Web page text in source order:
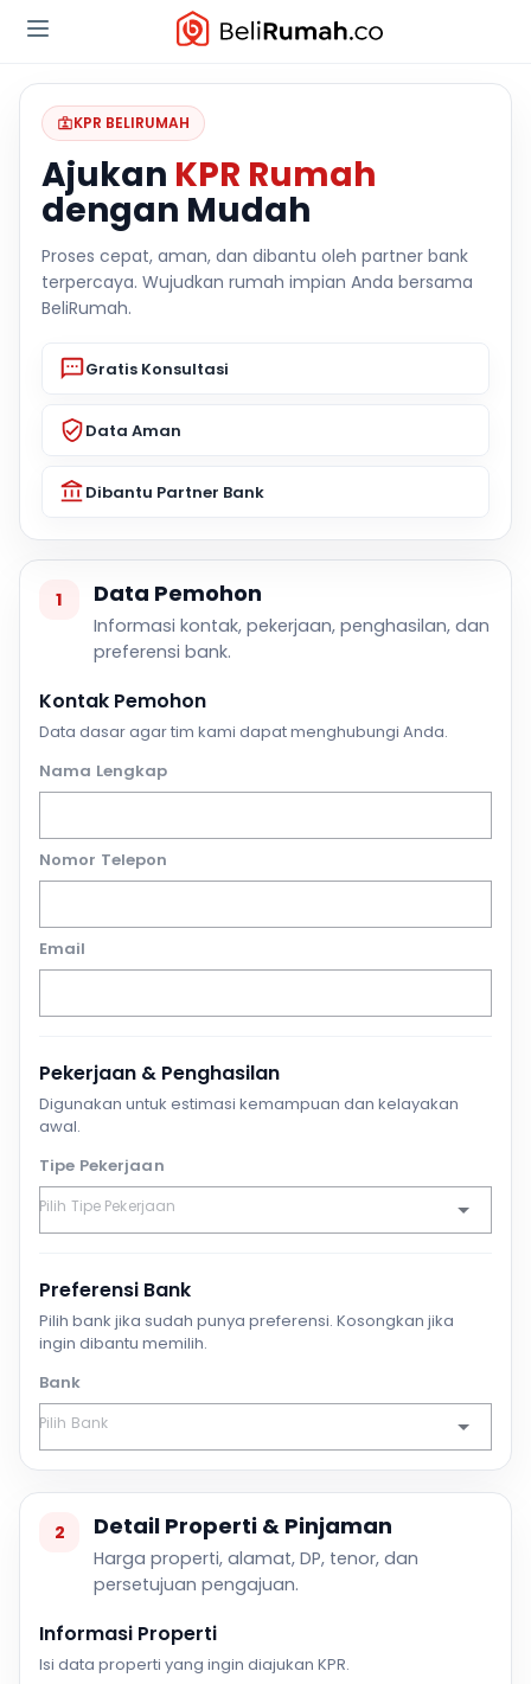
KPR BELIRUMAH
Ajukan KPR Rumah
dengan Mudah
Proses cepat, aman, dan dibantu oleh partner bank
terpercaya. Wujudkan rumah impian Anda bersama
BeliRumah.
Gratis Konsultasi
Data Aman
Dibantu Partner Bank
1 Data Pemohon
Informasi kontak, pekerjaan, penghasilan, dan
preferensi bank.
Kontak Pemohon
Data dasar agar tim kami dapat menghubungi Anda.
Nama Lengkap
Nomor Telepon
Email
Pekerjaan & Penghasilan
Digunakan untuk estimasi kemampuan dan kelayakan
awal.
Tipe Pekerjaan
Preferensi Bank
Pilih bank jika sudah punya preferensi. Kosongkan jika
ingin dibantu memilih.
Bank
2 Detail Properti & Pinjaman
Harga properti, alamat, DP, tenor, dan
persetujuan pengajuan.
Informasi Properti
Isi data properti yang ingin diajukan KPR.